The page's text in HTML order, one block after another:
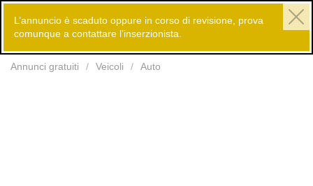
Annunci gratuiti Veicoli Auto
L’annuncio è scaduto oppure in corso di revisione, prova
comunque a contattare l’inserzionista.